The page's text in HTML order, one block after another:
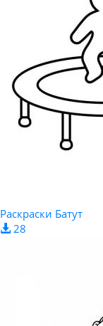
Раскраски Батут
28